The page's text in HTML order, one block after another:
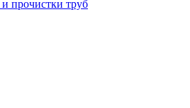
и прочистки труб